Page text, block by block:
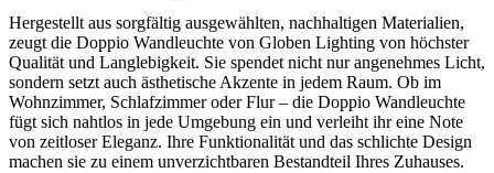
Hergestellt aus sorgfältig ausgewählten, nachhaltigen Materialien,
zeugt die Doppio Wandleuchte von Globen Lighting von höchster
Qualität und Langlebigkeit. Sie spendet nicht nur angenehmes Licht,
sondern setzt auch ästhetische Akzente in jedem Raum. Ob im
Wohnzimmer, Schlafzimmer oder Flur – die Doppio Wandleuchte
fügt sich nahtlos in jede Umgebung ein und verleiht ihr eine Note
von zeitloser Eleganz. Ihre Funktionalität und das schlichte Design
machen sie zu einem unverzichtbaren Bestandteil Ihres Zuhauses.